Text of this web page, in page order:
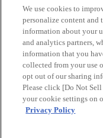
ホーム
お問い合わせ
HR Trend Labとは
プライバシーポリシー
We use cookies to
personalize content and
information about your
and analytics partners,
information that you
collected from your use
opt out of our sharing
Please click [Do Not
your cookie settings on
Privacy Policy